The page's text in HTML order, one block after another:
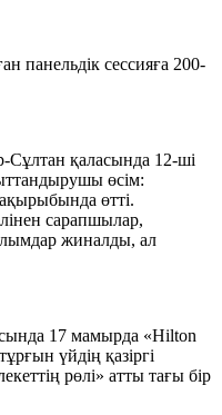
панельдік сессияға 200-
Сұлтан қаласында 12-ші
өсім:
өтті.
сарапшылар,
жиналды, ал
17 мамырда «Hilton
үйдің қазіргі
рөлі» атты тағы бір